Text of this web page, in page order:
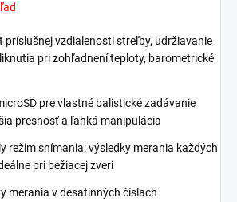
príslušnej vzdialenosti streľby, udržiavanie
pri zohľadnení teploty, barometrické
pre vlastné balistické zadávanie
presnosť a ľahká manipulácia
režim snímania: výsledky merania každých
pri bežiacej zveri
merania v desatinných číslach